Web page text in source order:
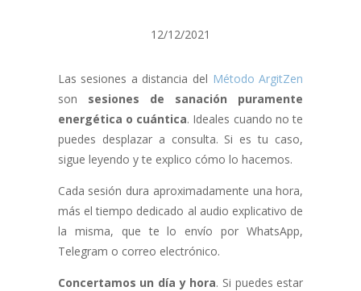
12/12/2021
Las sesiones a distancia del Método ArgitZen
son sesiones de sanación puramente
energética o cuántica. Ideales cuando no te
puedes desplazar a consulta. Si es tu caso,
sigue leyendo y te explico cómo lo hacemos.
Cada sesión dura aproximadamente una hora,
más el tiempo dedicado al audio explicativo de
la misma, que te lo envío por WhatsApp,
Telegram o correo electrónico.
Concertamos un día y hora. Si puedes estar